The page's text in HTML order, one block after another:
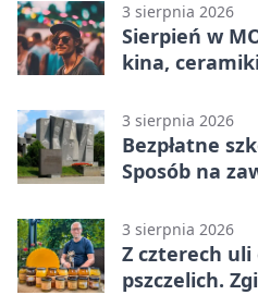
3 sierpnia 2026
Sierpień w
kina,
3 sierpnia 2026
Bezpłatne
Sposób na
3 sierpnia 2026
Z czterech uli
pszczelich.